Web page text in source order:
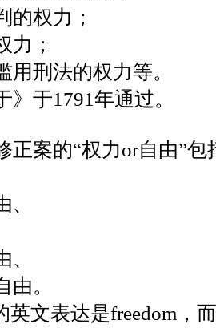
的权力；
力；
用刑法的权力等。
》于1791年通过。
正案的“权力or自由”包
。
英文表达是freedom，